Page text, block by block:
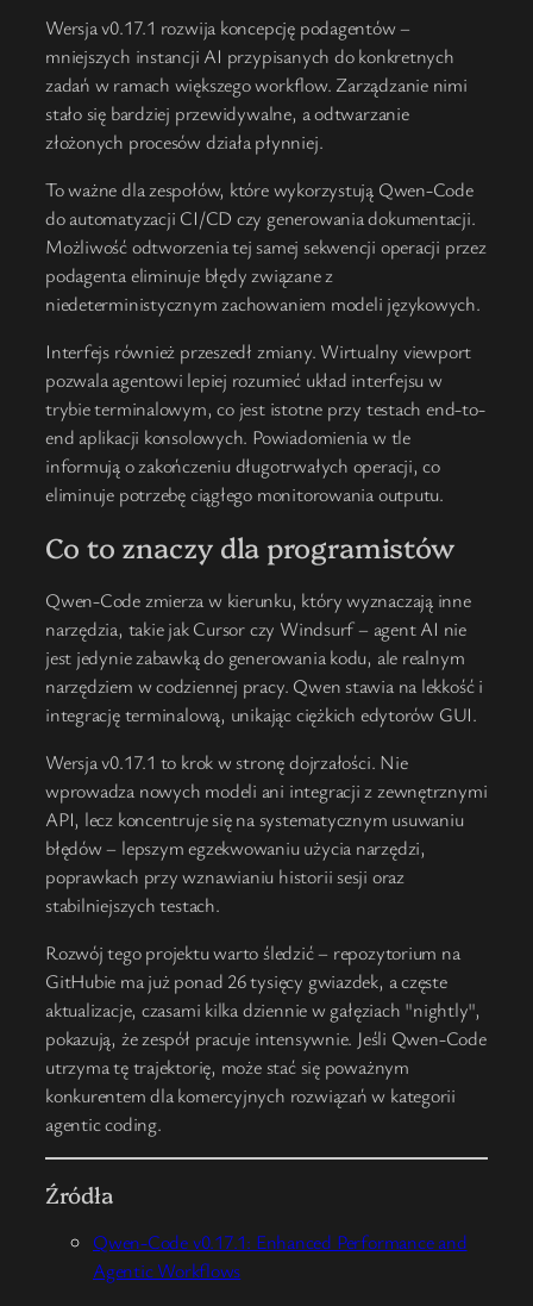
Wersja v0.17.1 rozwija koncepcję podagentów –
mniejszych instancji AI przypisanych do konkretnych
zadań w ramach większego workflow. Zarządzanie nimi
stało się bardziej przewidywalne, a odtwarzanie
złożonych procesów działa płynniej.
To ważne dla zespołów, które wykorzystują Qwen-Code
do automatyzacji CI/CD czy generowania dokumentacji.
Możliwość odtworzenia tej samej sekwencji operacji przez
podagenta eliminuje błędy związane z
niedeterministycznym zachowaniem modeli językowych.
Interfejs również przeszedł zmiany. Wirtualny viewport
pozwala agentowi lepiej rozumieć układ interfejsu w
trybie terminalowym, co jest istotne przy testach end-to-
end aplikacji konsolowych. Powiadomienia w tle
informują o zakończeniu długotrwałych operacji, co
eliminuje potrzebę ciągłego monitorowania outputu.
Co to znaczy dla programistów
Qwen-Code zmierza w kierunku, który wyznaczają inne
narzędzia, takie jak Cursor czy Windsurf – agent AI nie
jest jedynie zabawką do generowania kodu, ale realnym
narzędziem w codziennej pracy. Qwen stawia na lekkość i
integrację terminalową, unikając ciężkich edytorów GUI.
Wersja v0.17.1 to krok w stronę dojrzałości. Nie
wprowadza nowych modeli ani integracji z zewnętrznymi
API, lecz koncentruje się na systematycznym usuwaniu
błędów – lepszym egzekwowaniu użycia narzędzi,
poprawkach przy wznawianiu historii sesji oraz
stabilniejszych testach.
Rozwój tego projektu warto śledzić – repozytorium na
GitHubie ma już ponad 26 tysięcy gwiazdek, a częste
aktualizacje, czasami kilka dziennie w gałęziach "nightly",
pokazują, że zespół pracuje intensywnie. Jeśli Qwen-Code
utrzyma tę trajektorię, może stać się poważnym
konkurentem dla komercyjnych rozwiązań w kategorii
agentic coding.
Źródła
Qwen-Code v0.17.1: Enhanced Performance and
Agentic Workflows